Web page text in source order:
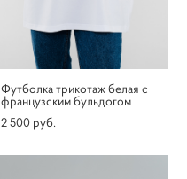
Футболка трикотаж белая с
французским бульдогом
2 500 pуб.